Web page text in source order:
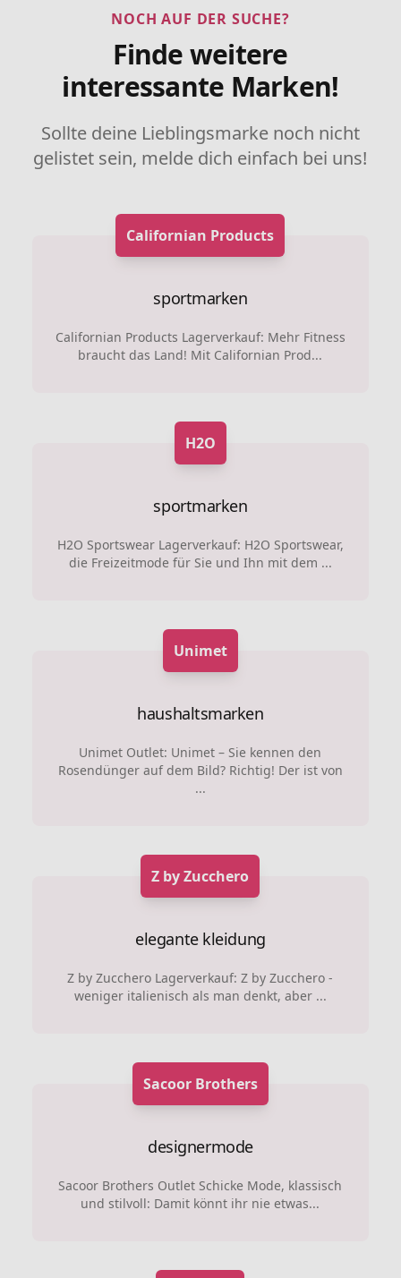
NOCH AUF DER SUCHE?
Finde weitere
interessante Marken!
Sollte deine Lieblingsmarke noch nicht
gelistet sein, melde dich einfach bei uns!
Californian Products
sportmarken
Californian Products Lagerverkauf: Mehr Fitness
braucht das Land! Mit Californian Prod...
H2O
sportmarken
H2O Sportswear Lagerverkauf: H2O Sportswear,
die Freizeitmode für Sie und Ihn mit dem ...
Unimet
haushaltsmarken
Unimet Outlet: Unimet – Sie kennen den
Rosendünger auf dem Bild? Richtig! Der ist von
...
Z by Zucchero
elegante kleidung
Z by Zucchero Lagerverkauf: Z by Zucchero -
weniger italienisch als man denkt, aber ...
Sacoor Brothers
designermode
Sacoor Brothers Outlet Schicke Mode, klassisch
und stilvoll: Damit könnt ihr nie etwas...